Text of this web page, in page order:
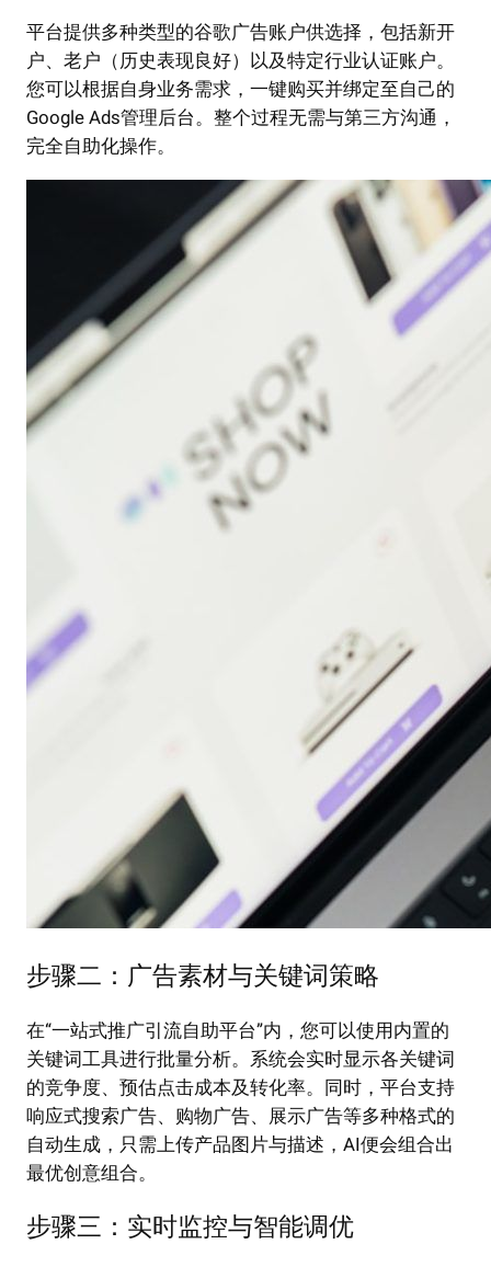
平台提供多种类型的谷歌广告账户供选择，包括新开
户、老户（历史表现良好）以及特定行业认证账户。
您可以根据自身业务需求，一键购买并绑定至自己的
Google Ads管理后台。整个过程无需与第三方沟通，
完全自助化操作。
步骤二：广告素材与关键词策略
在“一站式推广引流自助平台”内，您可以使用内置的
关键词工具进行批量分析。系统会实时显示各关键词
的竞争度、预估点击成本及转化率。同时，平台支持
响应式搜索广告、购物广告、展示广告等多种格式的
自动生成，只需上传产品图片与描述，AI便会组合出
最优创意组合。
步骤三：实时监控与智能调优